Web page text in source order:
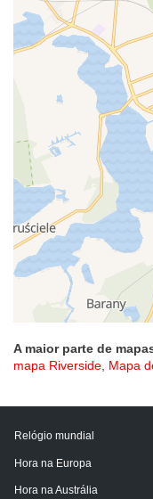
A maior parte de
mapa Riverside, Mapa
Relógio mundial
Hora na Europa
Hora na Austrália